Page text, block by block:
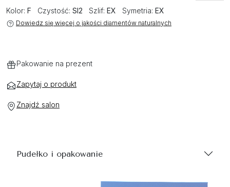
Kolor: F Czystość: SI2 Szlif: EX Symetria: EX
Dowiedz się więcej o jakości diamentów naturalnych
Pakowanie na prezent
Zapytaj o produkt
Znajdź salon
Pudełko i opakowanie